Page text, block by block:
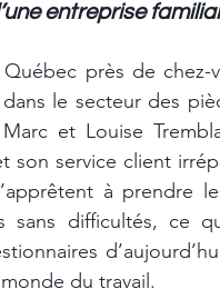
entreprise
près de chez-
le secteur des
et Louise
son service client
à prendre
sans difficultés, ce
du travail.